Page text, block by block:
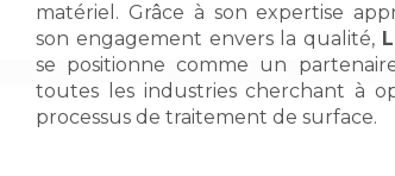
matériel. Grâce à son expertise
son engagement envers la qualité,
se positionne comme un
toutes les industries cherchant à
processus de traitement de surface.